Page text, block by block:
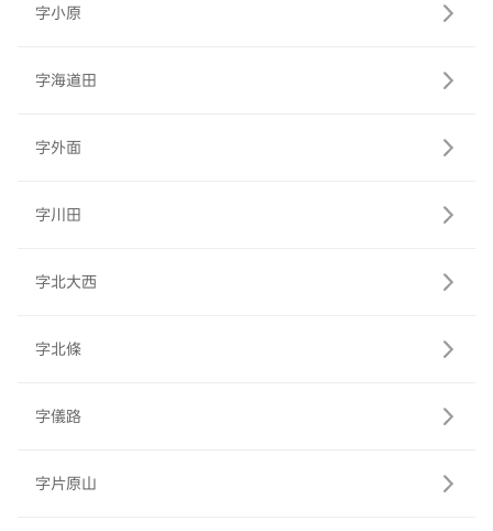
字小原
字海道田
字外面
字川田
字北大西
字北條
字儀路
字片原山